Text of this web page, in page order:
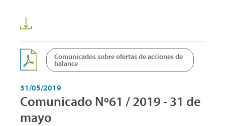
Comunicados sobre ofertas de acciones de
balance
31/05/2019
Comunicado Nº61 / 2019 - 31 de
mayo